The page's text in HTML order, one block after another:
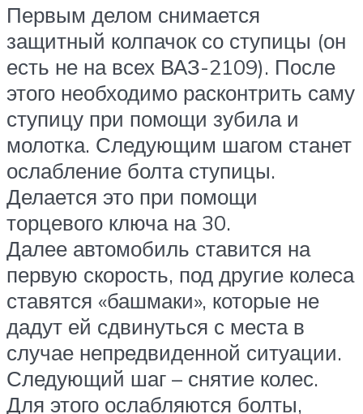
Первым делом снимается
защитный колпачок со ступицы (он
есть не на всех ВАЗ-2109). После
этого необходимо расконтрить саму
ступицу при помощи зубила и
молотка. Следующим шагом станет
ослабление болта ступицы.
Делается это при помощи
торцевого ключа на 30.
Далее автомобиль ставится на
первую скорость, под другие колеса
ставятся «башмаки», которые не
дадут ей сдвинуться с места в
случае непредвиденной ситуации.
Следующий шаг – снятие колес.
Для этого ослабляются болты,